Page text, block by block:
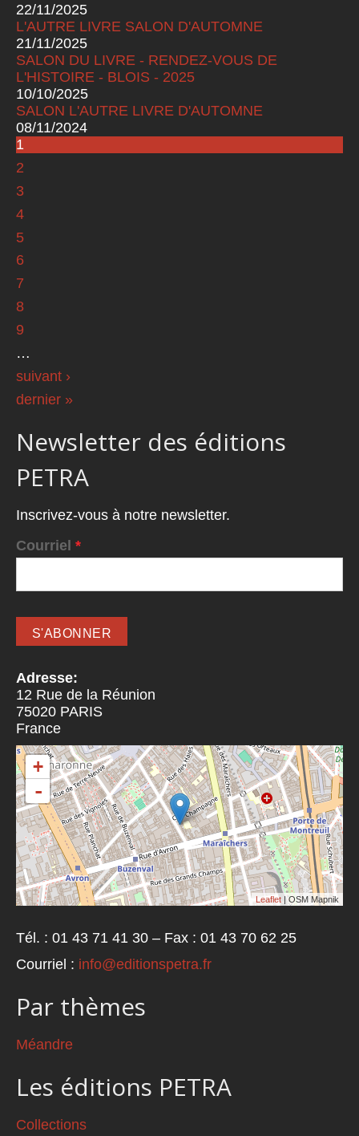
22/11/2025
L'AUTRE LIVRE SALON D'AUTOMNE
21/11/2025
SALON DU LIVRE - RENDEZ-VOUS DE
L'HISTOIRE - BLOIS - 2025
10/10/2025
SALON L'AUTRE LIVRE D'AUTOMNE
08/11/2024
Pages
1
2
3
4
5
6
7
8
9
…
suivant ›
dernier »
Newsletter des éditions
PETRA
Inscrivez-vous à notre newsletter.
Courriel *
Adresse:
12 Rue de la Réunion
75020 PARIS
France
+
-
Leaflet | OSM Mapnik
Tél. : 01 43 71 41 30 – Fax : 01 43 70 62 25
Courriel : info@editionspetra.fr
Par thèmes
Méandre
Les éditions PETRA
Collections